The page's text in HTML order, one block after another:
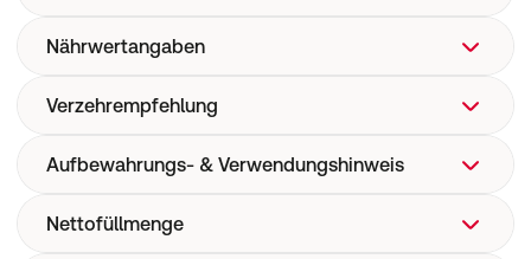
Blaue Spirulina Pulver
Nährwertangaben
Nährwerte pro 100g
Kcal
1594kJ /
Verzehrempfehlung
Verzehrempfehlung: Einsteiger: 3-10 Tabletten
Aufbewahrungs- & Verwendungshinweis
Dank unserer Verpackung überall bei Raumtemperatur,
Nettofüllmenge